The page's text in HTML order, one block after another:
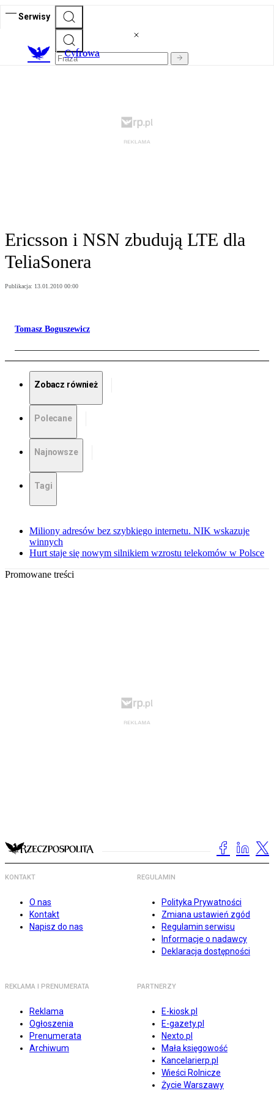
Serwisy
Cyfrowa
Ericsson i NSN zbudują LTE dla
TeliaSonera
Publikacja: 13.01.2010 00:00
Tomasz Boguszewicz
Zobacz również
Polecane
Najnowsze
Tagi
Miliony adresów bez szybkiego internetu. NIK wskazuje
winnych
Hurt staje się nowym silnikiem wzrostu telekomów w Polsce
Promowane treści
KONTAKT
O nas
Kontakt
Napisz do nas
REGULAMIN
Polityka Prywatności
Zmiana ustawień zgód
Regulamin serwisu
Informacje o nadawcy
Deklaracja dostępności
REKLAMA I PRENUMERATA
Reklama
Ogłoszenia
Prenumerata
Archiwum
PARTNERZY
E-kiosk.pl
E-gazety.pl
Nexto.pl
Mała księgowość
Kancelarierp.pl
Wieści Rolnicze
Życie Warszawy